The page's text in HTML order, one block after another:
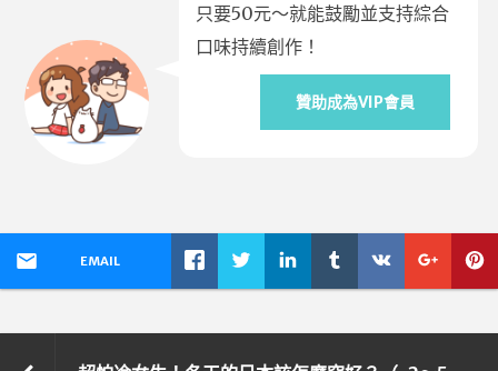
只要50元～就能鼓勵並支持綜合
口味持續創作！
贊助成為VIP會員
EMAIL